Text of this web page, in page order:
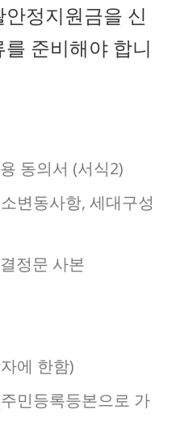
정지원금을 신
준비해야 합니
동의서 (서식2)
변동사항, 세대구성
정문 사본
에 한함)
민등록등본으로 가